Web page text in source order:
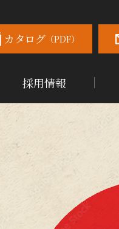
カタログ （PDF）
採用情報